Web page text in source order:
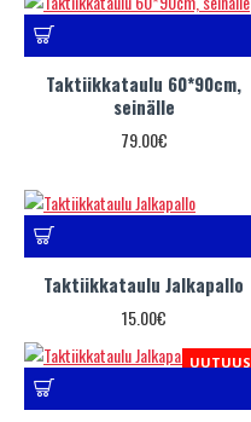
Taktiikkataulu 60*90cm,
seinälle
79.00€
Taktiikkataulu Jalkapallo
15.00€
UUTUUS